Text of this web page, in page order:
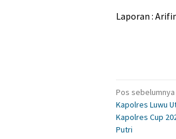
Laporan :
Navigasi
pos
Pos sebelumnya
Kapolres Luwu
Kapolres Cup
Putri